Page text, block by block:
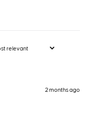
2 months ago